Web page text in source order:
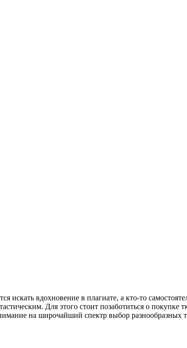
искать вдохновение в плагиате, а кто-то
Для этого стоит позаботиться о покупке
на широчайший спектр выбор разнообразных